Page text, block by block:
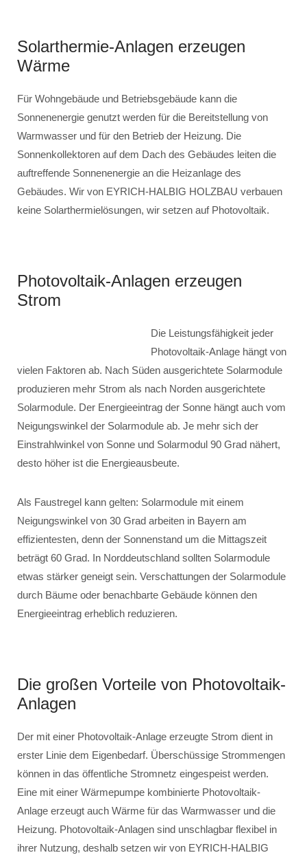
Solarthermie-Anlagen erzeugen
Wärme
Für Wohngebäude und Betriebsgebäude kann die
Sonnenenergie genutzt werden für die Bereitstellung von
Warmwasser und für den Betrieb der Heizung. Die
Sonnenkollektoren auf dem Dach des Gebäudes leiten die
auftreffende Sonnenenergie an die Heizanlage des
Gebäudes. Wir von EYRICH-HALBIG HOLZBAU verbauen
keine Solarthermielösungen, wir setzen auf Photovoltaik.
Photovoltaik-Anlagen erzeugen
Strom
Die Leistungsfähigkeit jeder
Photovoltaik-Anlage hängt von
vielen Faktoren ab. Nach Süden ausgerichtete Solarmodule
produzieren mehr Strom als nach Norden ausgerichtete
Solarmodule. Der Energieeintrag der Sonne hängt auch vom
Neigungswinkel der Solarmodule ab. Je mehr sich der
Einstrahlwinkel von Sonne und Solarmodul 90 Grad nähert,
desto höher ist die Energieausbeute.
Als Faustregel kann gelten: Solarmodule mit einem
Neigungswinkel von 30 Grad arbeiten in Bayern am
effizientesten, denn der Sonnenstand um die Mittagszeit
beträgt 60 Grad. In Norddeutschland sollten Solarmodule
etwas stärker geneigt sein. Verschattungen der Solarmodule
durch Bäume oder benachbarte Gebäude können den
Energieeintrag erheblich reduzieren.
Die großen Vorteile von Photovoltaik-
Anlagen
Der mit einer Photovoltaik-Anlage erzeugte Strom dient in
erster Linie dem Eigenbedarf. Überschüssige Strommengen
können in das öffentliche Stromnetz eingespeist werden.
Eine mit einer Wärmepumpe kombinierte Photovoltaik-
Anlage erzeugt auch Wärme für das Warmwasser und die
Heizung. Photovoltaik-Anlagen sind unschlagbar flexibel in
ihrer Nutzung, deshalb setzen wir von EYRICH-HALBIG